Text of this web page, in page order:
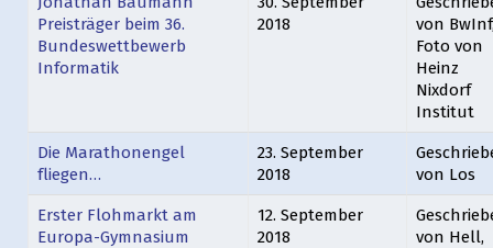
Preisträger beim 36.
Bundeswettbewerb
Informatik
2018
von
Foto von
Heinz
Nixdorf
Institut
Die Marathonengel
fliegen…
23. September
2018
von Los
Erster Flohmarkt am
Europa-Gymnasium
12. September
2018
von Hell,